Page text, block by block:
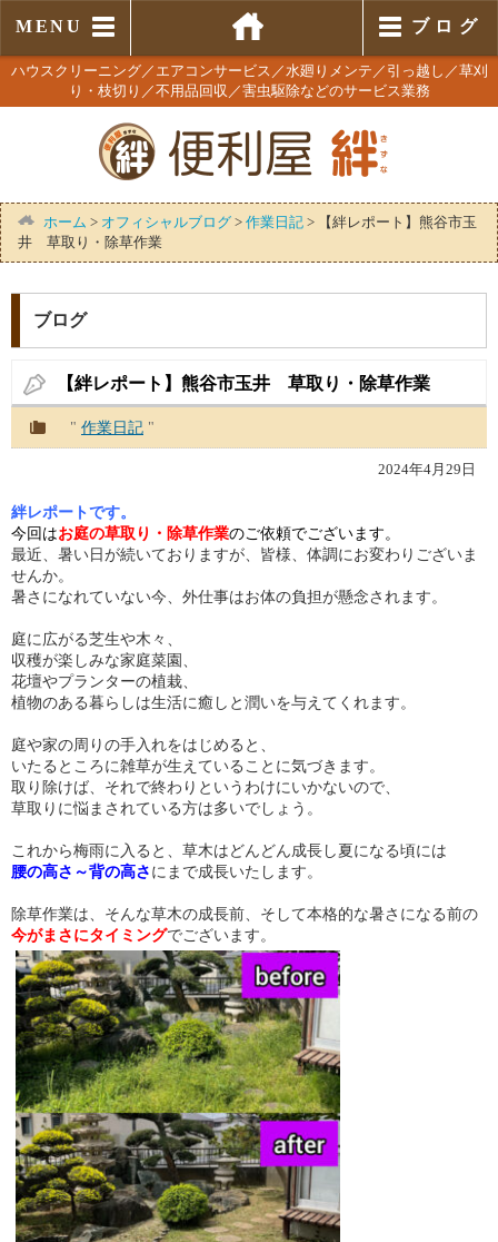
MENU ブログ
ハウスクリーニング／エアコンサービス／水廻りメンテ／引っ越し／草刈
り・枝切り／不用品回収／害虫駆除などのサービス業務
ホーム > オフィシャルブログ > 作業日記 >
【絆レポート】熊谷市玉
井 草取り・除草作業
ブログ
【絆レポート】熊谷市玉井 草取り・除草作業
" 作業日記 "
2024年4月29日
絆レポートです。
今回はお庭の草取り・除草作業のご依頼でございます。
最近、暑い日が続いておりますが、皆様、体調にお変わりございま
せんか。
暑さになれていない今、外仕事はお体の負担が懸念されます。
庭に広がる芝生や木々、
収穫が楽しみな家庭菜園、
花壇やプランターの植栽、
植物のある暮らしは生活に癒しと潤いを与えてくれます。
庭や家の周りの手入れをはじめると、
いたるところに雑草が生えていることに気づきます。
取り除けば、それで終わりというわけにいかないので、
草取りに悩まされている方は多いでしょう。
これから梅雨に入ると、草木はどんどん成長し夏になる頃には
腰の高さ～背の高さにまで成長いたします。
除草作業は、そんな草木の成長前、そして本格的な暑さになる前の
今がまさにタイミングでございます。